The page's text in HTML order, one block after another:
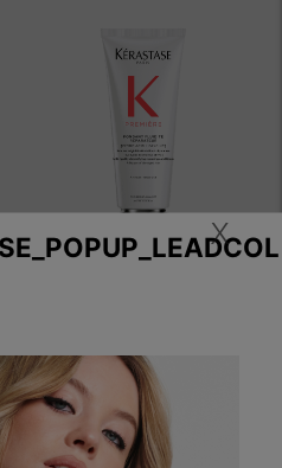
Fondant Fluidite
Réparateur Yıpranmış
Saçlar İçin Onarıcı Saç
Kremi
X